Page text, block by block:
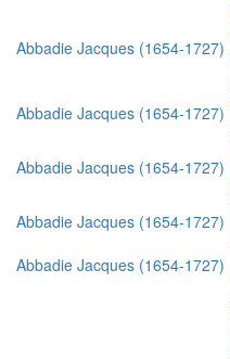
Abbadie Jacques (1654-1727)
Abbadie Jacques (1654-1727)
Abbadie Jacques (1654-1727)
Abbadie Jacques (1654-1727)
Abbadie Jacques (1654-1727)